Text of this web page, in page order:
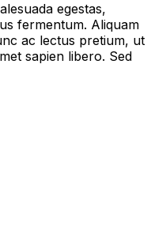
egestas,
fermentum. Aliquam
ac lectus pretium, ut
sapien libero. Sed